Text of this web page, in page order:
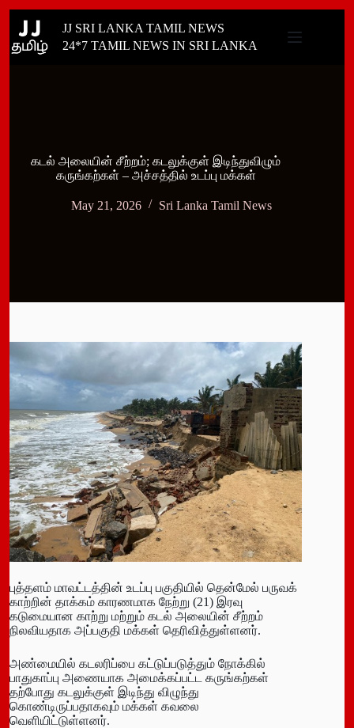
content
JJ SRI LANKA TAMIL NEWS
24*7 TAMIL NEWS IN SRI LANKA
கடல் அலையின் சீற்றம்; கடலுக்குள் இடிந்துவிழும்
கருங்கற்கள் – அச்சத்தில் உடப்பு மக்கள்
May 21, 2026 Sri Lanka Tamil News
புத்தளம் மாவட்டத்தின் உடப்பு பகுதியில் தென்மேல் பருவக்
காற்றின் தாக்கம் காரணமாக நேற்று (21) இரவு
கடுமையான காற்று மற்றும் கடல் அலையின் சீற்றம்
நிலவியதாக அப்பகுதி மக்கள் தெரிவித்துள்ளனர்.
அண்மையில் கடலரிப்பை கட்டுப்படுத்தும் நோக்கில்
பாதுகாப்பு அணையாக அமைக்கப்பட்ட கருங்கற்கள்
தற்போது கடலுக்குள் இடிந்து விழுந்து
கொண்டிருப்பதாகவும் மக்கள் கவலை
வெளியிட்டுள்ளனர்.